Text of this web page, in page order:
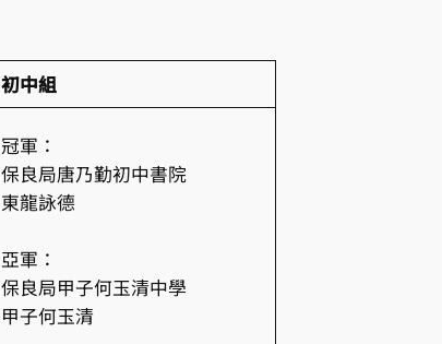
初中組
冠軍：
保良局唐乃勤初中書院
東龍詠德
亞軍：
保良局甲子何玉清中學
甲子何玉清